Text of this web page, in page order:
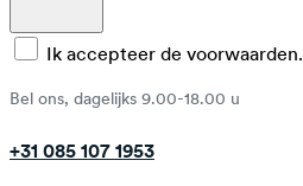
Ik accepteer de voorwaarden.
Bel ons, dagelijks 9.00-18.00 u
+31 085 107 1953